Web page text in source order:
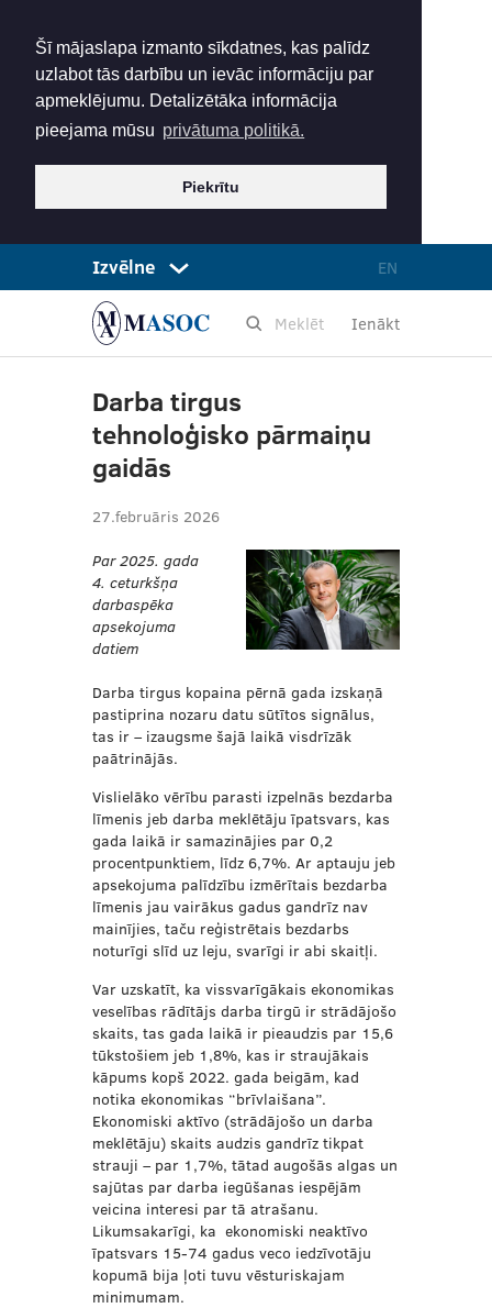
Šī mājaslapa izmanto sīkdatnes, kas palīdz
uzlabot tās darbību un ievāc informāciju par
apmeklējumu. Detalizētāka informācija
pieejama mūsu privātuma politikā.
Piekrītu
Izvēlne EN
Ienākt
Darba tirgus
tehnoloģisko pārmaiņu
gaidās
27.februāris 2026
Par 2025. gada
4. ceturkšņa
darbaspēka
apsekojuma
datiem
Darba tirgus kopaina pērnā gada izskaņā
pastiprina nozaru datu sūtītos signālus,
tas ir – izaugsme šajā laikā visdrīzāk
paātrinājās.
Vislielāko vērību parasti izpelnās bezdarba
līmenis jeb darba meklētāju īpatsvars, kas
gada laikā ir samazinājies par 0,2
procentpunktiem, līdz 6,7%. Ar aptauju jeb
apsekojuma palīdzību izmērītais bezdarba
līmenis jau vairākus gadus gandrīz nav
mainījies, taču reģistrētais bezdarbs
noturīgi slīd uz leju, svarīgi ir abi skaitļi.
Var uzskatīt, ka vissvarīgākais ekonomikas
veselības rādītājs darba tirgū ir strādājošo
skaits, tas gada laikā ir pieaudzis par 15,6
tūkstošiem jeb 1,8%, kas ir straujākais
kāpums kopš 2022. gada beigām, kad
notika ekonomikas “brīvlaišana”.
Ekonomiski aktīvo (strādājošo un darba
meklētāju) skaits audzis gandrīz tikpat
strauji – par 1,7%, tātad augošās algas un
sajūtas par darba iegūšanas iespējām
veicina interesi par tā atrašanu.
Likumsakarīgi, ka ekonomiski neaktīvo
īpatsvars 15-74 gadus veco iedzīvotāju
kopumā bija ļoti tuvu vēsturiskajam
minimumam.